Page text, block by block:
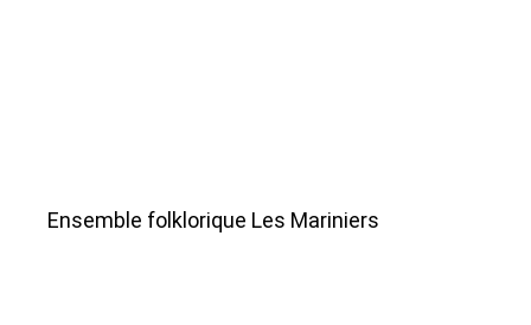
Ensemble folklorique Les Mariniers